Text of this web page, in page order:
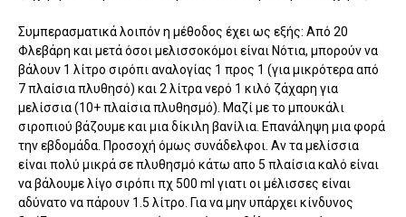
Συμπερασματικά λοιπόν η μέθοδος έχει ως εξής: Από 20
Φλεβάρη και μετά όσοι μελισσοκόμοι είναι Νότια, μπορούν να
βάλουν 1 λίτρο σιρόπι αναλογίας 1 προς 1 (για μικρότερα από
7 πλαίσια πλυθησό) και 2 λίτρα νερό 1 κιλό ζάχαρη για
μελίσσια (10+ πλαίσια πλυθησμό). Μαζί με το μπουκάλι
σιροπιού βάζουμε και μια δίκιλη βανίλια. Επανάληψη μια φορά
την εβδομάδα. Προσοχή όμως συνάδελφοι. Αν τα μελίσσια
είναι πολύ μικρά σε πλυθησμό κάτω απο 5 πλαίσια καλό είναι
να βάλουμε λίγο σιρόπι πχ 500 ml γιατι οι μέλισσες είναι
αδύνατο να πάρουν 1.5 λίτρο. Για να μην υπάρχει κίνδυνος